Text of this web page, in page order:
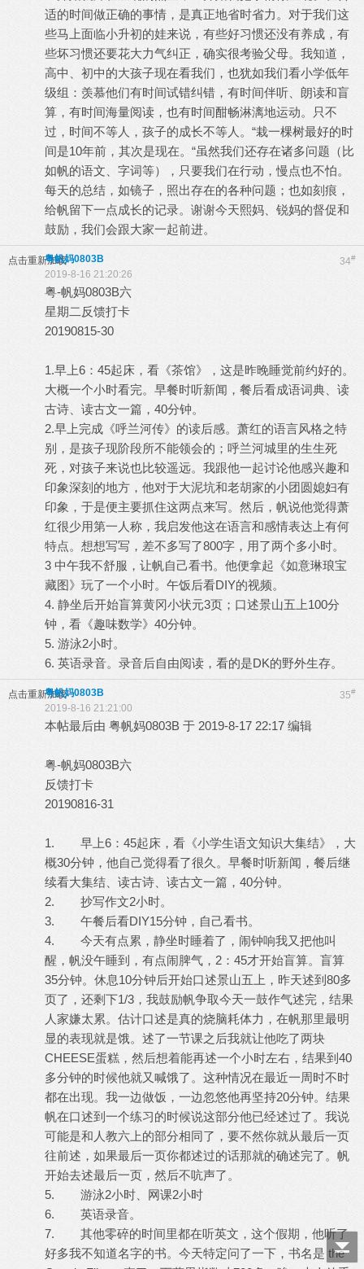
适的时间做正确的事情，是真正地省时省力。对于我们这
些马上面临小升初的娃来说，有些好习惯还没有养成，有
些坏习惯还要花大力气纠正，确实很考验父母。我知道，
高中、初中的大孩子现在看我们，也犹如我们看小学低年
级组：羡慕他们有时间试错纠错，有时间伴听、朗读和盲
算，有时间海量阅读，也有时间酣畅淋漓地运动。只不
过，时间不等人，孩子的成长不等人。“栽一棵树最好的时
间是10年前，其次是现在。“虽然我们还存在诸多问题（比
如帆的语文、字词等），只要我们在行动，慢点也不怕。
每天的总结，如镜子，照出存在的各种问题；也如刻痕，
给帆留下一点成长的记录。谢谢今天熙妈、锐妈的督促和
鼓励，我们会跟大家一起前进。
点击重新加载 34#
粤帆妈0803B
2019-8-16 21:20:26
粤-帆妈0803B六
星期二反馈打卡
20190815-30
1.早上6：45起床，看《茶馆》，这是昨晚睡觉前约好的。
大概一个小时看完。早餐时听新闻，餐后看成语词典、读
古诗、读古文一篇，40分钟。
2.早上完成《呼兰河传》的读后感。萧红的语言风格之特
别，是孩子现阶段所不能领会的；呼兰河城里的生生死
死，对孩子来说也比较遥远。我跟他一起讨论他感兴趣和
印象深刻的地方，他对于大泥坑和老胡家的小团圆媳妇有
印象，于是便主要抓住这两点来写。然后，帆说他觉得萧
红很少用第一人称，我启发他这在语言和感情表达上有何
特点。想想写写，差不多写了800字，用了两个多小时。
3 中午我不舒服，让帆自己看书。他便拿起《如意琳琅宝
藏图》玩了一个小时。午饭后看DIY的视频。
4. 静坐后开始盲算黄冈小状元3页；口述景山五上100分
钟，看《趣味数学》40分钟。
5. 游泳2小时。
6. 英语录音。录音后自由阅读，看的是DK的野外生存。
点击重新加载 35#
粤帆妈0803B
2019-8-16 21:21:00
本帖最后由 粤帆妈0803B 于 2019-8-17 22:17 编辑
粤-帆妈0803B六
反馈打卡
20190816-31
1. 早上6：45起床，看《小学生语文知识大集结》，大
概30分钟，他自己觉得看了很久。早餐时听新闻，餐后继
续看大集结、读古诗、读古文一篇，40分钟。
2. 抄写作文2小时。
3. 午餐后看DIY15分钟，自己看书。
4. 今天有点累，静坐时睡着了，闹钟响我又把他叫
醒，帆没午睡到，有点闹脾气，2：45才开始盲算。盲算
35分钟。休息10分钟后开始口述景山五上，昨天述到80多
页了，还剩下1/3，我鼓励帆争取今天一鼓作气述完，结果
人家嫌太累。估计口述是真的烧脑耗体力，在帆那里最明
显的表现就是饿。述了一节课之后我就让他吃了两块
CHEESE蛋糕，然后想着能再述一个小时左右，结果到40
多分钟的时候他就又喊饿了。这种情况在最近一周时不时
都在出现。我一边做饭，一边忽悠他再坚持20分钟。结果
帆在口述到一个练习的时候说这部分他已经述过了。我说
可能是和人教六上的部分相同了，要不然你就从最后一页
往前述，如果最后一页你都述过的话那就的确述完了。帆
开始去述最后一页，然后不吭声了。
5. 游泳2小时、网课2小时
6. 英语录音。
7. 其他零碎的时间里都在听英文，这个假期，他听了
好多我不知道名字的书。今天特定问了一下，书名是 the